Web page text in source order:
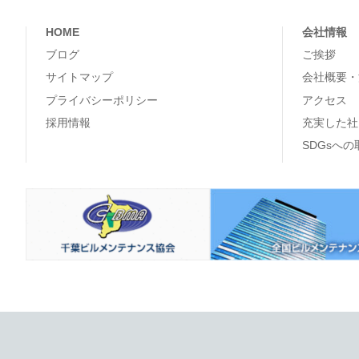
HOME
ブログ
サイトマップ
プライバシーポリシー
採用情報
会社情報
ご挨拶
会社概要
アクセス
充実した
SDGsへの